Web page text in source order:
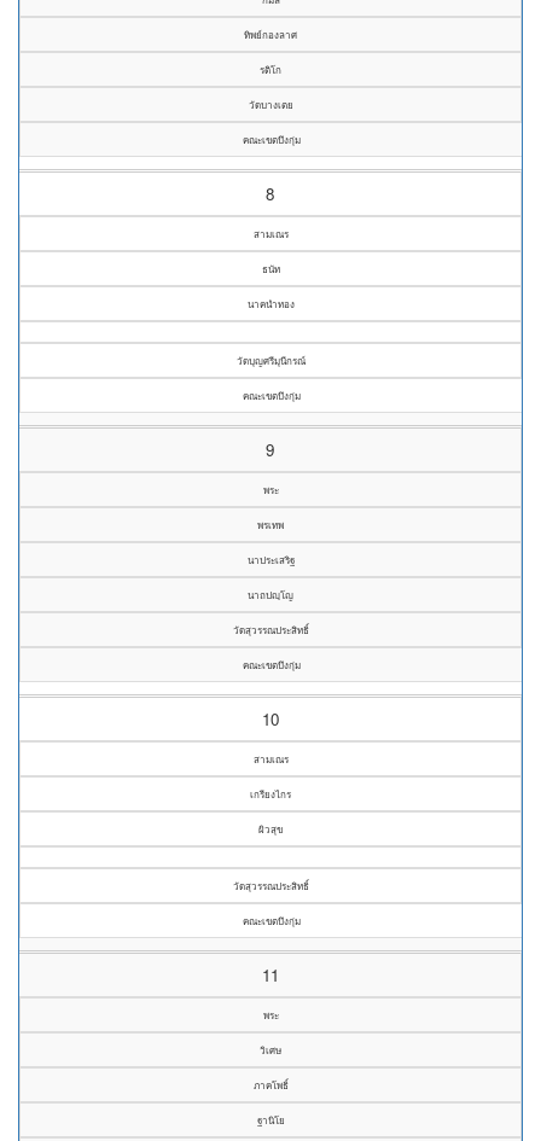
ทิพย์กองลาศ
รติโก
วัดบางเตย
คณะเขตบึงกุ่ม
8
สามเณร
ธนัท
นาคนำทอง
วัดบุญศรีมุนีกรณ์
คณะเขตบึงกุ่ม
9
พระ
พรเทพ
นาประเสริฐ
นาถปญฺโญ
วัดสุวรรณประสิทธิ์
คณะเขตบึงกุ่ม
10
สามเณร
เกรียงไกร
ผิวสุข
วัดสุวรรณประสิทธิ์
คณะเขตบึงกุ่ม
11
พระ
วิเศษ
ภาคโพธิ์
ฐานิโย